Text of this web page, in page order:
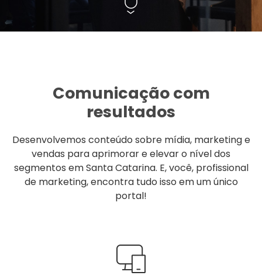
Comunicação com
resultados
Desenvolvemos conteúdo sobre mídia, marketing e
vendas para aprimorar e elevar o nível dos
segmentos em Santa Catarina. E, você, profissional
de marketing, encontra tudo isso em um único
portal!